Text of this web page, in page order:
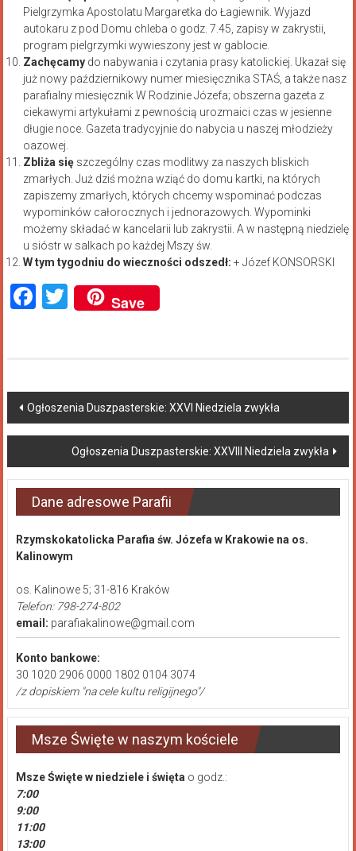
Pielgrzymka Apostolatu Margaretka do Łagiewnik. Wyjazd
autokaru z pod Domu chleba o godz. 7.45, zapisy w zakrystii,
program pielgrzymki wywieszony jest w gablocie.
Zachęcamydo nabywania i czytania prasy katolickiej. Ukazał się
już nowy październikowy numer miesięcznika STAŚ, a także nasz
parafialny miesięcznik W Rodzinie Józefa; obszerna gazeta z
ciekawymi artykułami z pewnością urozmaici czas w jesienne
długie noce. Gazeta tradycyjnie do nabycia u naszej młodzieży
oazowej.
Zbliża sięszczególny czas modlitwy za naszych bliskich
zmarłych. Już dziś można wziąć do domu kartki, na których
zapiszemy zmarłych, których chcemy wspominać podczas
wypominków całorocznych i jednorazowych. Wypominki
możemy składać w kancelarii lub zakrystii. A w następną niedzielę
u sióstr w salkach po każdej Mszy św.
W tym tygodniu do wieczności odszedł: + Józef KONSORSKI
Facebook
Twitter
Save
Ogłoszenia Duszpasterskie: XXVI Niedziela zwykła
Ogłoszenia Duszpasterskie: XXVIII Niedziela zwykła
Dane adresowe Parafii
Rzymskokatolicka Parafia św. Józefa w Krakowie na os.
Kalinowym
os. Kalinowe 5; 31-816 Kraków
Telefon: 798-274-802
email: parafiakalinowe@gmail.com
Konto bankowe:
30 1020 2906 0000 1802 0104 3074
/z dopiskiem "na cele kultu religijnego"/
Msze Święte w naszym kościele
Msze Świętew niedziele i święta o godz.:
7:00
9:00
11:00
13:00